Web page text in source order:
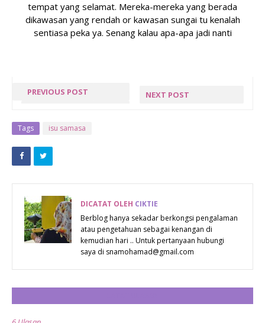
tempat yang selamat. Mereka-mereka yang berada
dikawasan yang rendah or kawasan sungai tu kenalah
sentiasa peka ya. Senang kalau apa-apa jadi nanti
PREVIOUS POST
UPSR
NEXT POST
Tags isu samasa
DICATAT OLEH CIKTIE
Berblog hanya sekadar berkongsi pengalaman
atau pengetahuan sebagai kenangan di
kemudian hari .. Untuk pertanyaan hubungi
saya di snamohamad@gmail.com